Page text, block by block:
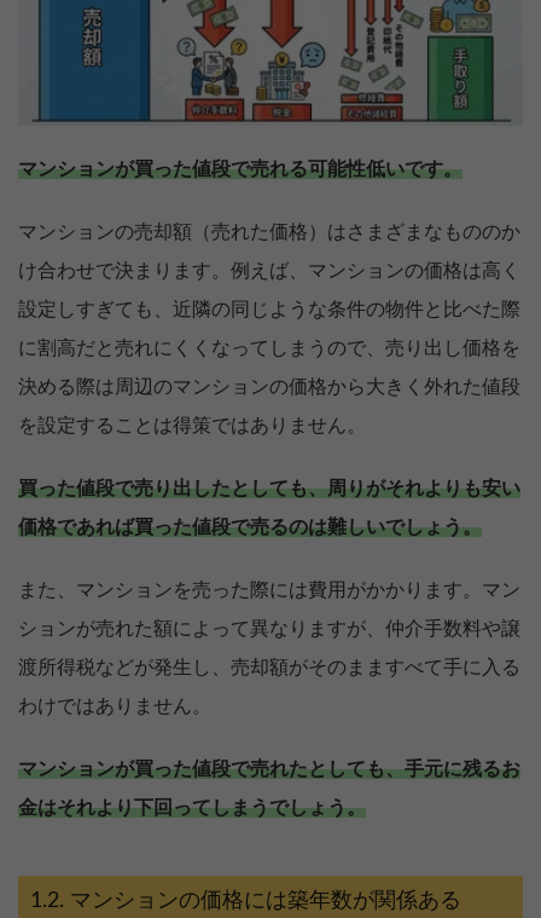
マンションが買った値段で売れる可能性低いです。
マンションの売却額（売れた価格）はさまざまなもののか
け合わせで決まります。例えば、マンションの価格は高く
設定しすぎても、近隣の同じような条件の物件と比べた際
に割高だと売れにくくなってしまうので、売り出し価格を
決める際は周辺のマンションの価格から大きく外れた値段
を設定することは得策ではありません。
買った値段で売り出したとしても、周りがそれよりも安い
価格であれば買った値段で売るのは難しいでしょう。
また、マンションを売った際には費用がかかります。マン
ションが売れた額によって異なりますが、仲介手数料や譲
渡所得税などが発生し、売却額がそのまますべて手に入る
わけではありません。
マンションが買った値段で売れたとしても、手元に残るお
金はそれより下回ってしまうでしょう。
マンションの価格には築年数が関係ある